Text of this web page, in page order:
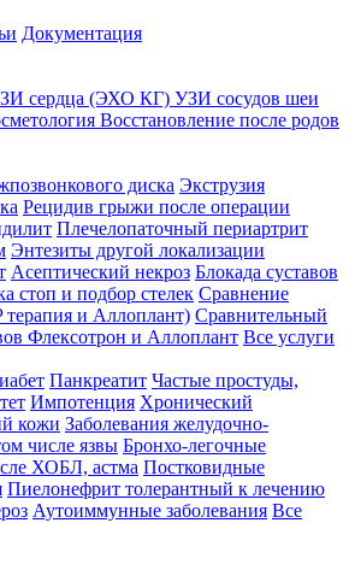
Документация
сердца (ЭХО КГ) УЗИ сосудов шеи
Восстановление после родов
диска Экструзия
Рецидив грыжи после операции
Плечелопаточный периартрит
Энтезиты другой локализации
Асептический некроз Блокада суставов
стоп и подбор стелек Сравнение
терапия и Аллоплант) Сравнительный
Флексотрон и Аллоплант Все услуги
Панкреатит Частые простуды,
Импотенция Хронический
кожи Заболевания желудочно-
числе язвы Бронхо-легочные
ХОБЛ, астма Постковидные
Пиелонефрит толерантный к лечению
Аутоиммунные заболевания Все